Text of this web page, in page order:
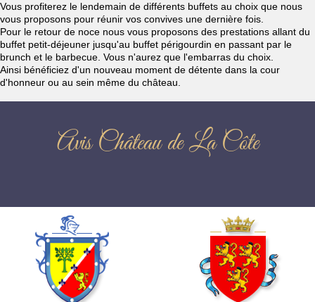
Vous profiterez le lendemain de différents buffets au choix que nous
vous proposons pour réunir vos convives une dernière fois.
Pour le retour de noce nous vous proposons des prestations allant du
buffet petit-déjeuner jusqu'au buffet périgourdin en passant par le
brunch et le barbecue. Vous n'aurez que l'embarras du choix.
Ainsi bénéficiez d'un nouveau moment de détente dans la cour
d'honneur ou au sein même du château.
Avis Château de La Côte